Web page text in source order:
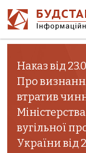
Наказ від
Про
втратив
вугільної
України від